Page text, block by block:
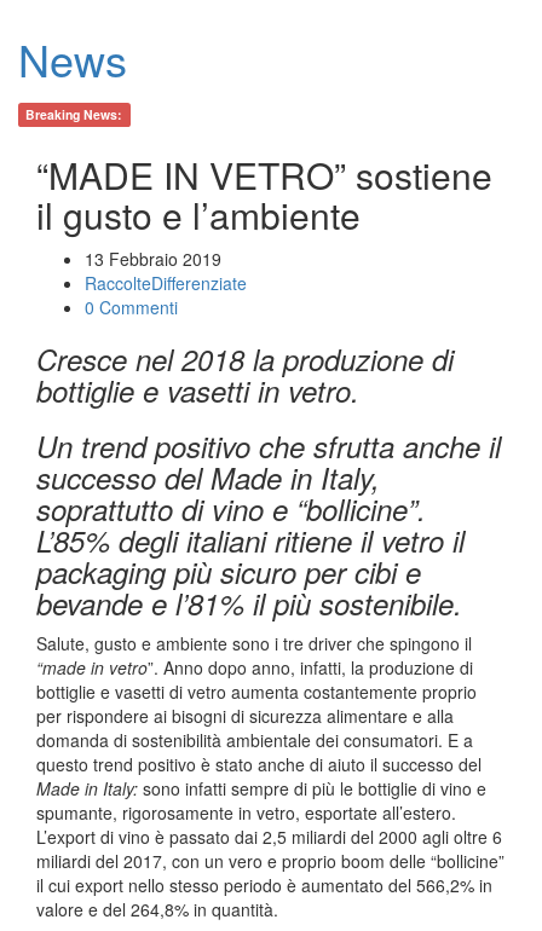
News
Breaking News:
“MADE IN VETRO” sostiene
il gusto e l’ambiente
13 Febbraio 2019
RaccolteDifferenziate
0 Commenti
Cresce nel 2018 la produzione di
bottiglie e vasetti in vetro.
Un trend positivo che sfrutta anche il
successo del Made in Italy,
soprattutto di vino e “bollicine”.
L’85% degli italiani ritiene il vetro il
packaging più sicuro per cibi e
bevande e l’81% il più sostenibile.
Salute, gusto e ambiente sono i tre driver che spingono il
“made in vetro”. Anno dopo anno, infatti, la produzione di
bottiglie e vasetti di vetro aumenta costantemente proprio
per rispondere ai bisogni di sicurezza alimentare e alla
domanda di sostenibilità ambientale dei consumatori. E a
questo trend positivo è stato anche di aiuto il successo del
Made in Italy: sono infatti sempre di più le bottiglie di vino e
spumante, rigorosamente in vetro, esportate all’estero.
L’export di vino è passato dai 2,5 miliardi del 2000 agli oltre 6
miliardi del 2017, con un vero e proprio boom delle “bollicine”
il cui export nello stesso periodo è aumentato del 566,2% in
valore e del 264,8% in quantità.